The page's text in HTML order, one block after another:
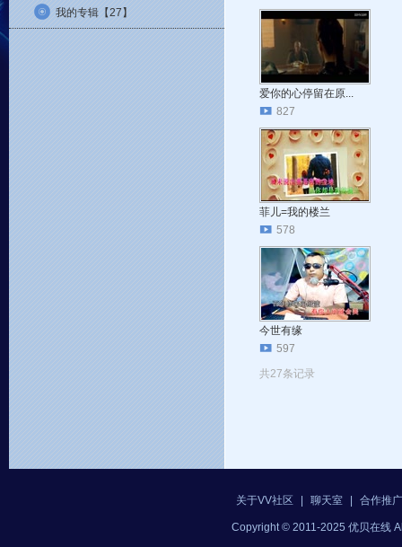
我的专辑【27】
爱你的心停留在原...
827
菲儿=我的楼兰
578
今世有缘
597
共27条记录
关于VV社区 聊天室 合作推广
Copyright © 2011-2025 优贝在线